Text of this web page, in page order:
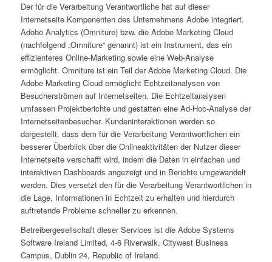
Der für die Verarbeitung Verantwortliche hat auf dieser
Internetseite Komponenten des Unternehmens Adobe integriert.
Adobe Analytics (Omniture) bzw. die Adobe Marketing Cloud
(nachfolgend „Omniture“ genannt) ist ein Instrument, das ein
effizienteres Online-Marketing sowie eine Web-Analyse
ermöglicht. Omniture ist ein Teil der Adobe Marketing Cloud. Die
Adobe Marketing Cloud ermöglicht Echtzeitanalysen von
Besucherströmen auf Internetseiten. Die Echtzeitanalysen
umfassen Projektberichte und gestatten eine Ad-Hoc-Analyse der
Internetseitenbesucher. Kundeninteraktionen werden so
dargestellt, dass dem für die Verarbeitung Verantwortlichen ein
besserer Überblick über die Onlineaktivitäten der Nutzer dieser
Internetseite verschafft wird, indem die Daten in einfachen und
interaktiven Dashboards angezeigt und in Berichte umgewandelt
werden. Dies versetzt den für die Verarbeitung Verantwortlichen in
die Lage, Informationen in Echtzeit zu erhalten und hierdurch
auftretende Probleme schneller zu erkennen.
Betreibergesellschaft dieser Services ist die Adobe Systems
Software Ireland Limited, 4-6 Riverwalk, Citywest Business
Campus, Dublin 24, Republic of Ireland.